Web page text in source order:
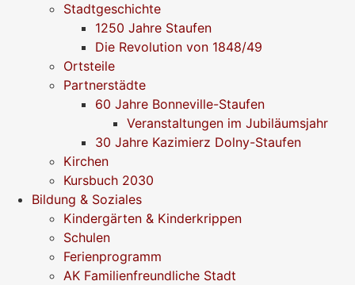
Stadtgeschichte
1250 Jahre Staufen
Die Revolution von 1848/49
Ortsteile
Partnerstädte
60 Jahre Bonneville-Staufen
Veranstaltungen im Jubiläumsjahr
30 Jahre Kazimierz Dolny-Staufen
Kirchen
Kursbuch 2030
Bildung & Soziales
Kindergärten & Kinderkrippen
Schulen
Ferienprogramm
AK Familienfreundliche Stadt